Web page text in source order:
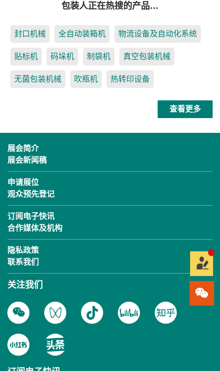
包装人正在热搜的产品…
封口机械 全自动装箱机 物流设备及自动化系统
贴标机 码垛机 制袋机 真空包装机械
无菌包装机械 吹瓶机 热转印设备
查看更多
展会简介
展会新闻稿
申请展位
观众预先登记
订阅电子快讯
合作媒体及机构
隐私政策
联系我们
关注我们